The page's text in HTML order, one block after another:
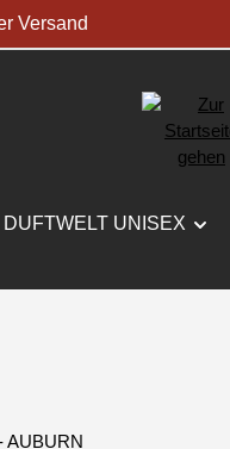
Versand
DUFTWELT UNISEX